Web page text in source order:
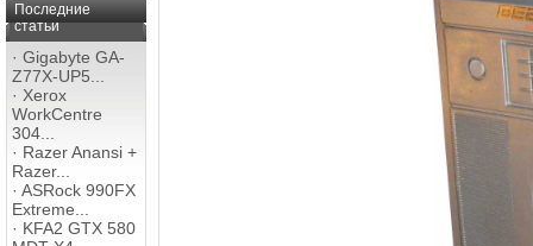
Последние
статьи
· Gigabyte GA-
Z77X-UP5...
· Xerox
WorkCentre
304...
· Razer Anansi +
Razer...
· ASRock 990FX
Extreme...
· KFA2 GTX 580